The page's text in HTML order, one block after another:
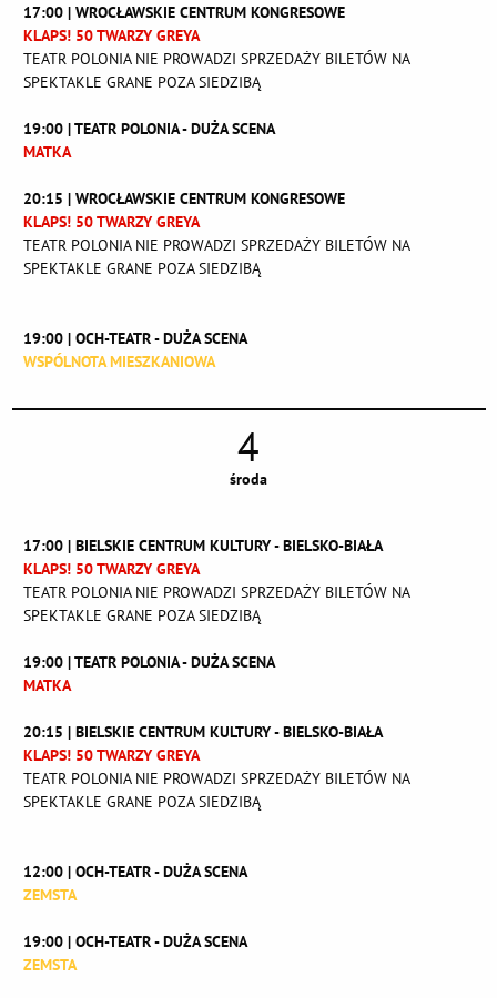
17:00 | WROCŁAWSKIE CENTRUM KONGRESOWE
KLAPS! 50 TWARZY GREYA
TEATR POLONIA NIE PROWADZI SPRZEDAŻY BILETÓW NA
SPEKTAKLE GRANE POZA SIEDZIBĄ
19:00 | TEATR POLONIA - DUŻA SCENA
MATKA
20:15 | WROCŁAWSKIE CENTRUM KONGRESOWE
KLAPS! 50 TWARZY GREYA
TEATR POLONIA NIE PROWADZI SPRZEDAŻY BILETÓW NA
SPEKTAKLE GRANE POZA SIEDZIBĄ
19:00 | OCH-TEATR - DUŻA SCENA
WSPÓLNOTA MIESZKANIOWA
4
środa
17:00 | BIELSKIE CENTRUM KULTURY - BIELSKO-BIAŁA
KLAPS! 50 TWARZY GREYA
TEATR POLONIA NIE PROWADZI SPRZEDAŻY BILETÓW NA
SPEKTAKLE GRANE POZA SIEDZIBĄ
19:00 | TEATR POLONIA - DUŻA SCENA
MATKA
20:15 | BIELSKIE CENTRUM KULTURY - BIELSKO-BIAŁA
KLAPS! 50 TWARZY GREYA
TEATR POLONIA NIE PROWADZI SPRZEDAŻY BILETÓW NA
SPEKTAKLE GRANE POZA SIEDZIBĄ
12:00 | OCH-TEATR - DUŻA SCENA
ZEMSTA
19:00 | OCH-TEATR - DUŻA SCENA
ZEMSTA